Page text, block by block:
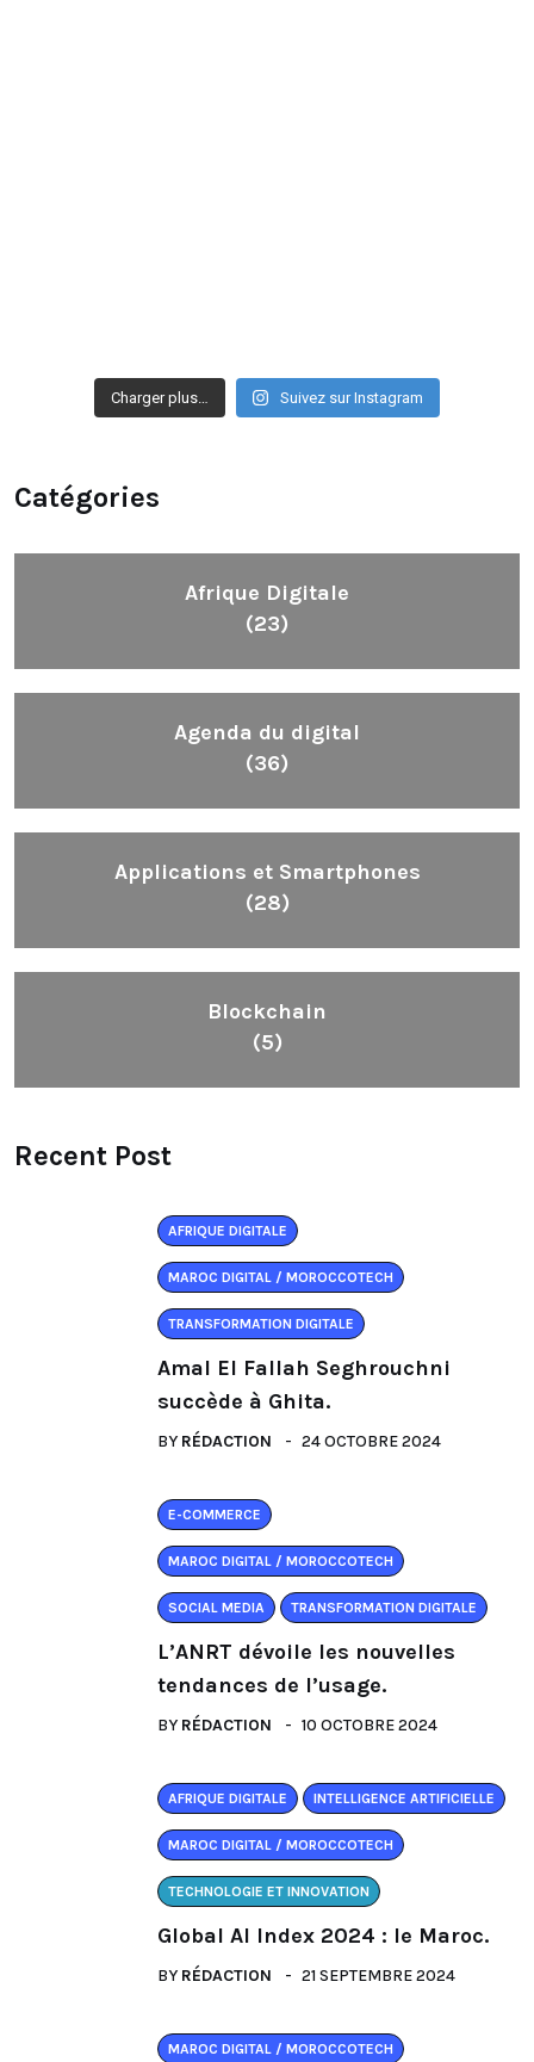
Charger plus… Suivez sur Instagram
Catégories
Afrique Digitale
(23)
Agenda du digital
(36)
Applications et Smartphones
(28)
Blockchain
(5)
Recent Post
AFRIQUE DIGITALE
MAROC DIGITAL / MOROCCOTECH
TRANSFORMATION DIGITALE
Amal El Fallah Seghrouchni
succède à Ghita.
BY RÉDACTION 24 OCTOBRE 2024
E-COMMERCE
MAROC DIGITAL / MOROCCOTECH
SOCIAL MEDIA TRANSFORMATION DIGITALE
L’ANRT dévoile les nouvelles
tendances de l’usage.
BY RÉDACTION 10 OCTOBRE 2024
AFRIQUE DIGITALE INTELLIGENCE ARTIFICIELLE
MAROC DIGITAL / MOROCCOTECH
TECHNOLOGIE ET INNOVATION
Global AI Index 2024 : le Maroc.
BY RÉDACTION 21 SEPTEMBRE 2024
MAROC DIGITAL / MOROCCOTECH